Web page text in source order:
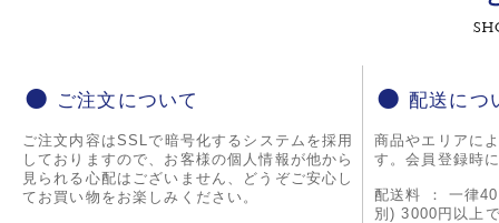
ご注文について
ご注文内容はSSLで暗号化するシステムを採用
しておりますので、お客様の個人情報が他から
見られる心配はございません、どうぞご安心し
てお買い物をお楽しみください。
配送につ
商品やエリアに
す。会員登録時
配送料 ： 一律
別) 3000円以上